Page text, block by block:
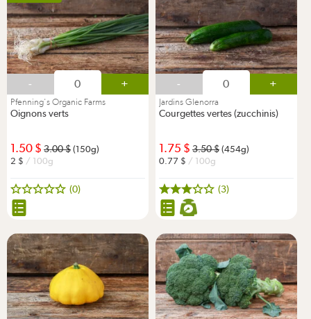
- +
Pfenning's Organic Farms
Oignons verts
1.50 3.00
(150g)
2
/ 100g
(0)
- +
Jardins Glenorra
Courgettes vertes (zucchinis)
1.75 3.50
(454g)
0.77
/ 100g
(3)